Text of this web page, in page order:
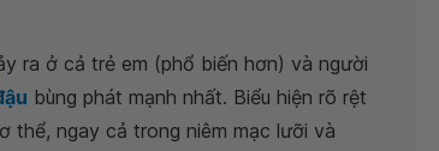
ra ở cả trẻ em (phổ biến hơn) và người
bùng phát mạnh nhất. Biểu hiện rõ rệt
thể, ngay cả trong niêm mạc lưỡi và